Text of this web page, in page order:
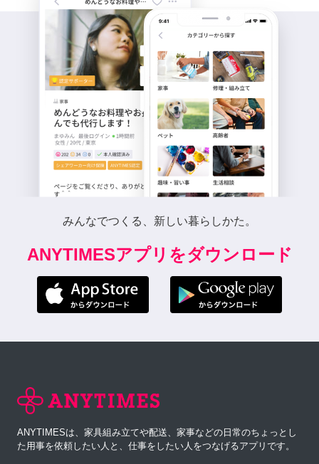
みんなでつくる、新しい暮らしかた。
ANYTIMESアプリをダウンロード
ANYTIMESは、家具組み立てや配送、家事などの日常のちょっとし
た用事を依頼したい人と、仕事をしたい人をつなげるアプリです。